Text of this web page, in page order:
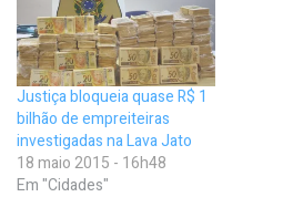
Justiça bloqueia quase R$ 1
bilhão de empreiteiras
investigadas na Lava Jato
18 maio 2015 - 16h48
Em "Cidades"